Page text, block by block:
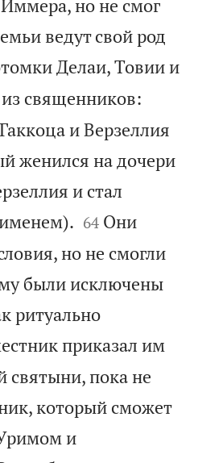
но не смог
ведут свой род
Делаи, Товии и
священников:
и Верзеллия
женился на дочери
и стал


64 Они
но не смогли
были исключены
ритуально
приказал им
святыни, пока не
который сможет
и